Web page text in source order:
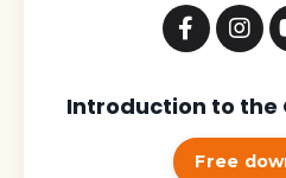
Introduction to the
Free